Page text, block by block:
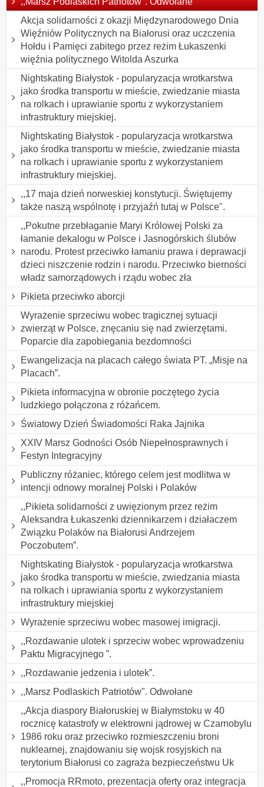
Akcja solidarności z okazji Międzynarodowego Dnia
Więźniów Politycznych na Białorusi oraz uczczenia
Hołdu i Pamięci zabitego przez reżim Łukaszenki
więźnia politycznego Witolda Aszurka
Nightskating Białystok - popularyzacja wrotkarstwa
jako środka transportu w mieście, zwiedzanie miasta
na rolkach i uprawianie sportu z wykorzystaniem
infrastruktury miejskiej.
Nightskating Białystok - popularyzacja wrotkarstwa
jako środka transportu w mieście, zwiedzanie miasta
na rolkach i uprawianie sportu z wykorzystaniem
infrastruktury miejskiej.
,,17 maja dzień norweskiej konstytucji. Świętujemy
także naszą wspólnotę i przyjaźń tutaj w Polsce".
,,Pokutne przebłaganie Maryi Królowej Polski za
łamanie dekalogu w Polsce i Jasnogórskich ślubów
narodu. Protest przeciwko łamaniu prawa i deprawacji
dzieci niszczenie rodzin i narodu. Przeciwko bierności
władz samorządowych i rządu wobec zła
Pikieta przeciwko aborcji
Wyrażenie sprzeciwu wobec tragicznej sytuacji
zwierząt w Polsce, znęcaniu się nad zwierzętami.
Poparcie dla zapobiegania bezdomności
Ewangelizacja na placach całego świata PT. „Misje na
Placach”.
Pikieta informacyjna w obronie poczętego życia
ludzkiego połączona z różańcem.
Światowy Dzień Świadomości Raka Jajnika
XXIV Marsz Godności Osób Niepełnosprawnych i
Festyn Integracyjny
Publiczny różaniec, którego celem jest modlitwa w
intencji odnowy moralnej Polski i Polaków
,,Pikieta solidarności z uwięzionym przez reżim
Aleksandra Łukaszenki dziennikarzem i działaczem
Związku Polaków na Białorusi Andrzejem
Poczobutem”.
Nightskating Białystok - popularyzacja wrotkarstwa
jako środka transportu w mieście, zwiedzania miasta
na rolkach i uprawiania sportu z wykorzystaniem
infrastruktury miejskiej
Wyrażenie sprzeciwu wobec masowej imigracji.
,,Rozdawanie ulotek i sprzeciw wobec wprowadzeniu
Paktu Migracyjnego ”.
,,Rozdawanie jedzenia i ulotek”.
,,Marsz Podlaskich Patriotów". Odwołane
,,Akcja diaspory Białoruskiej w Białymstoku w 40
rocznicę katastrofy w elektrowni jądrowej w Czarnobylu
1986 roku oraz przeciwko rozmieszczeniu broni
nuklearnej, znajdowaniu się wojsk rosyjskich na
terytorium Białorusi co zagraża bezpieczeństwu Uk
,,Promocja RRmoto, prezentacja oferty oraz integracja